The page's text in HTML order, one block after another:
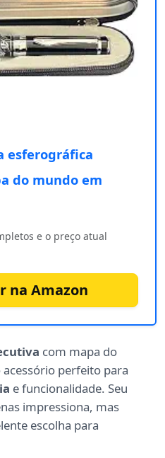
esferográfica
do mundo em
e o preço atual
na Amazon
com mapa do
perfeito para
e funcionalidade. Seu
impressiona, mas
escolha para